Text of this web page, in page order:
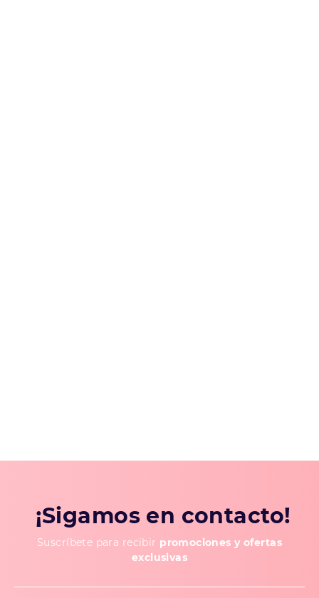
¡Sigamos en contacto!
Suscríbete para recibir promociones y ofertas
exclusivas